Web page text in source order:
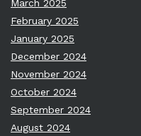
March 2025
February 2025
January 2025
December 2024
November 2024
October 2024
September 2024
August 2024